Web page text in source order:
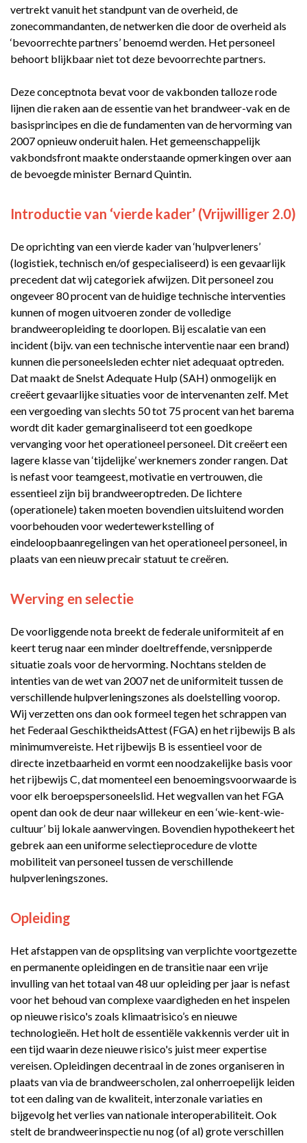
vertrekt vanuit het standpunt van de overheid, de
zonecommandanten, de netwerken die door de overheid als
‘bevoorrechte partners’ benoemd werden. Het personeel
behoort blijkbaar niet tot deze bevoorrechte partners.
Deze conceptnota bevat voor de vakbonden talloze rode
lijnen die raken aan de essentie van het brandweer-vak en de
basisprincipes en die de fundamenten van de hervorming van
2007 opnieuw onderuit halen. Het gemeenschappelijk
vakbondsfront maakte onderstaande opmerkingen over aan
de bevoegde minister Bernard Quintin.
Introductie van ‘vierde kader’ (Vrijwilliger 2.0)
De oprichting van een vierde kader van ‘hulpverleners’
(logistiek, technisch en/of gespecialiseerd) is een gevaarlijk
precedent dat wij categoriek afwijzen. Dit personeel zou
ongeveer 80 procent van de huidige technische interventies
kunnen of mogen uitvoeren zonder de volledige
brandweeropleiding te doorlopen. Bij escalatie van een
incident (bijv. van een technische interventie naar een brand)
kunnen die personeelsleden echter niet adequaat optreden.
Dat maakt de Snelst Adequate Hulp (SAH) onmogelijk en
creëert gevaarlijke situaties voor de intervenanten zelf. Met
een vergoeding van slechts 50 tot 75 procent van het barema
wordt dit kader gemarginaliseerd tot een goedkope
vervanging voor het operationeel personeel. Dit creëert een
lagere klasse van ‘tijdelijke’ werknemers zonder rangen. Dat
is nefast voor teamgeest, motivatie en vertrouwen, die
essentieel zijn bij brandweeroptreden. De lichtere
(operationele) taken moeten bovendien uitsluitend worden
voorbehouden voor wedertewerkstelling of
eindeloopbaanregelingen van het operationeel personeel, in
plaats van een nieuw precair statuut te creëren.
Werving en selectie
De voorliggende nota breekt de federale uniformiteit af en
keert terug naar een minder doeltreffende, versnipperde
situatie zoals voor de hervorming. Nochtans stelden de
intenties van de wet van 2007 net de uniformiteit tussen de
verschillende hulpverleningszones als doelstelling voorop.
Wij verzetten ons dan ook formeel tegen het schrappen van
het Federaal GeschiktheidsAttest (FGA) en het rijbewijs B als
minimumvereiste. Het rijbewijs B is essentieel voor de
directe inzetbaarheid en vormt een noodzakelijke basis voor
het rijbewijs C, dat momenteel een benoemingsvoorwaarde is
voor elk beroepspersoneelslid. Het wegvallen van het FGA
opent dan ook de deur naar willekeur en een ‘wie-kent-wie-
cultuur’ bij lokale aanwervingen. Bovendien hypothekeert het
gebrek aan een uniforme selectieprocedure de vlotte
mobiliteit van personeel tussen de verschillende
hulpverleningszones.
Opleiding
Het afstappen van de opsplitsing van verplichte voortgezette
en permanente opleidingen en de transitie naar een vrije
invulling van het totaal van 48 uur opleiding per jaar is nefast
voor het behoud van complexe vaardigheden en het inspelen
op nieuwe risico's zoals klimaatrisico’s en nieuwe
technologieën. Het holt de essentiële vakkennis verder uit in
een tijd waarin deze nieuwe risico's juist meer expertise
vereisen. Opleidingen decentraal in de zones organiseren in
plaats van via de brandweerscholen, zal onherroepelijk leiden
tot een daling van de kwaliteit, interzonale variaties en
bijgevolg het verlies van nationale interoperabiliteit. Ook
stelt de brandweerinspectie nu nog (of al) grote verschillen